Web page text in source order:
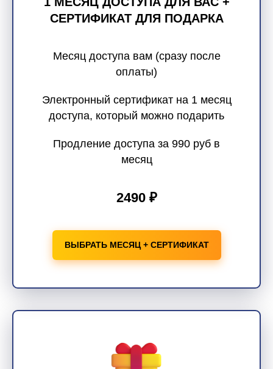
СЕРТИФИКАТ ДЛЯ ПОДАРКА
Месяц доступа вам (сразу после
оплаты)
Электронный сертификат на 1 месяц
доступа, который можно подарить
Продление доступа за 990 руб в
месяц
2490 ₽
ВЫБРАТЬ МЕСЯЦ + СЕРТИФИКАТ